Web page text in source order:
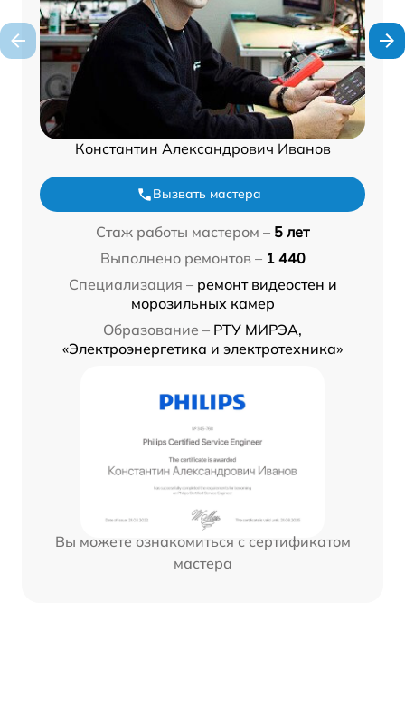
Константин Александрович Иванов
Вызвать мастера
Стаж работы мастером – 5 лет
Выполнено ремонтов – 1 440
Специализация – ремонт видеостен и
морозильных камер
Образование – РТУ МИРЭА,
«Электроэнергетика и электротехника»
Вы можете ознакомиться с сертификатом
мастера